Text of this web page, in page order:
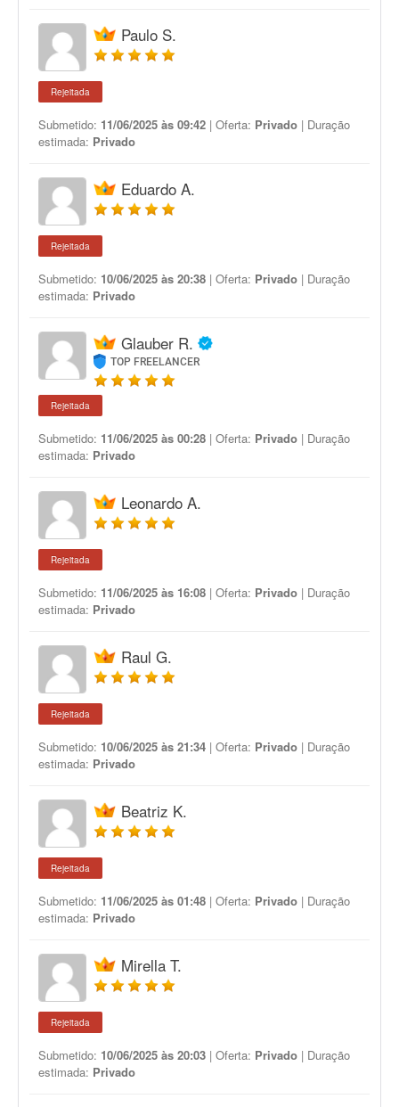
Paulo S.
Rejeitada
Submetido: 11/06/2025 às 09:42 | Oferta: Privado | Duração
estimada: Privado
Eduardo A.
Rejeitada
Submetido: 10/06/2025 às 20:38 | Oferta: Privado | Duração
estimada: Privado
Glauber R.
TOP FREELANCER
Rejeitada
Submetido: 11/06/2025 às 00:28 | Oferta: Privado | Duração
estimada: Privado
Leonardo A.
Rejeitada
Submetido: 11/06/2025 às 16:08 | Oferta: Privado | Duração
estimada: Privado
Raul G.
Rejeitada
Submetido: 10/06/2025 às 21:34 | Oferta: Privado | Duração
estimada: Privado
Beatriz K.
Rejeitada
Submetido: 11/06/2025 às 01:48 | Oferta: Privado | Duração
estimada: Privado
Mirella T.
Rejeitada
Submetido: 10/06/2025 às 20:03 | Oferta: Privado | Duração
estimada: Privado